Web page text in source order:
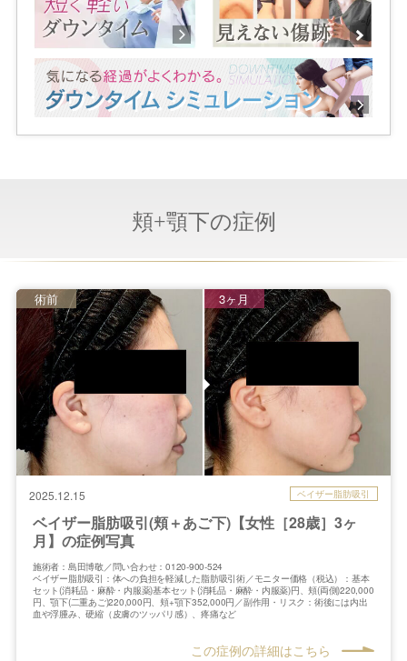
頬+顎下の症例
2025.12.15 ベイザー脂肪吸引
ベイザー脂肪吸引(頬＋あご下)【女性［28歳］3ヶ
月】の症例写真
術前 3ヶ月
施術者：島田博敬／問い合わせ：0120-900-524
ベイザー脂肪吸引：体への負担を軽減した脂肪吸引術／モニター価格（税込）：基本
セット(消耗品・麻酔・内服薬)基本セット(消耗品・麻酔・内服薬)円、頬(両側)220,000
円、顎下(二重あご)220,000円、頬+顎下352,000円／副作用・リスク：術後には内出
血や浮腫み、硬縮（皮膚のツッパリ感）、疼痛など
この症例の詳細はこちら